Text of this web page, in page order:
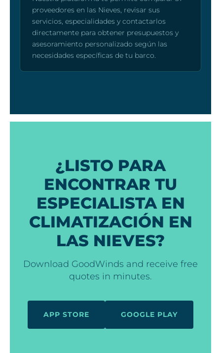
proveedores en las Nieves, revisar sus
servicios, especialidades y contactarlos
directamente para obtener presupuestos y
asesoramiento personalizado según las
necesidades específicas de tu barco.
¿LISTO PARA
ENCONTRAR TU
ESPECIALISTA EN
CLIMATIZACIÓN EN
LAS NIEVES?
Download GoodWinds and receive free
quotes in minutes.
APP STORE GOOGLE PLAY